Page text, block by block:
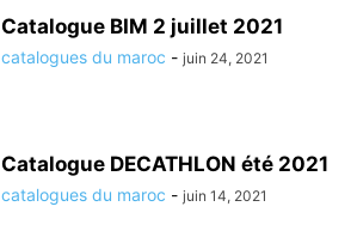
Catalogue BIM 2 juillet 2021
catalogues du maroc - juin 24, 2021
Catalogue DECATHLON été 2021
catalogues du maroc - juin 14, 2021